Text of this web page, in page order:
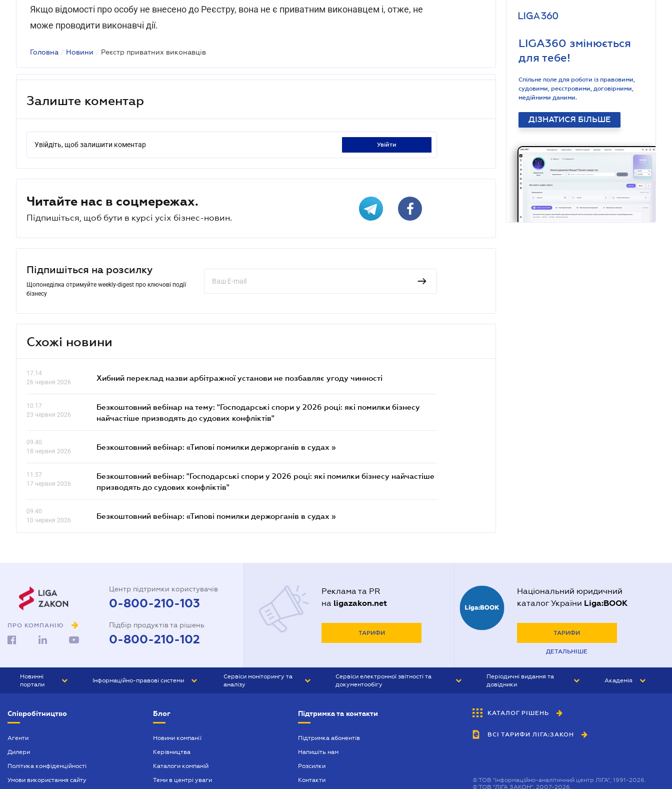
Якщо відомості про особу не внесено до Реєстру, вона не є приватним виконавцем і, отже, не
може проводити виконавчі дії.
Головна / Новини / Реєстр приватних виконавців
Залиште коментар
Увійдіть, щоб залишити коментар увійти
Читайте нас в соцмережах.
Підпишіться, щоб бути в курсі усіх бізнес-новин.
Підпишіться на розсилку
Щопонеділка отримуйте weekly-digest про ключові події
бізнесу
Схожі новини
17.14
26 червня 2026
Хибний переклад назви арбітражної установи не позбавляє угоду чинності
10.17
23 червня 2026
Безкоштовний вебінар на тему: "Господарські спори у 2026 році: які помилки бізнесу
найчастіше призводять до судових конфліктів"
09.40
18 червня 2026
Безкоштовний вебінар: «Типові помилки держорганів в судах »
11.57
17 червня 2026
Безкоштовний вебінар: "Господарські спори у 2026 році: які помилки бізнесу найчастіше
призводять до судових конфліктів"
09.40
10 червня 2026
Безкоштовний вебінар: «Типові помилки держорганів в судах »
LIGA360 змінюється
для тебе!
Спільне поле для роботи із правовими,
судовими, реєстровими, договірними,
медійними даними.
ДІЗНАТИСЯ БІЛЬШЕ
ПРО КОМПАНІЮ
Центр підтримки користувачів
0-800-210-103
Підбір продуктів та рішень
0-800-210-102
Реклама та PR
на ligazakon.net
ТАРИФИ
Національний юридичний
каталог України Liga:BOOK
ТАРИФИ
ДЕТАЛЬНІШЕ
Новинні
портали
БІЗНЕС
Інформаційно-правові системи
БУХГАЛТЕР ПРОФ
Сервіси моніторингу та
аналізу
Сервіси електронної звітності та
документообігу
Періодичні видання та
довідники
БУХГАЛТЕР&ЗАКОН
ВІСНИК МСФЗ
Академія
Співробітництво
Агенти
Дилери
Політика конфіденційності
Умови використання сайту
Блог
Новини компанії
Керівництва
Каталоги компаній
Теми в центрі уваги
Підтримка та контакти
Підтримка абонентів
Напишіть нам
Розсилки
Контакти
КАТАЛОГ РІШЕНЬ
ВСІ ТАРИФИ ЛІГА:ЗАКОН
©ТОВ "інформаційно-аналітичний центр ЛІГА", 1991-2026.
©ТОВ "ЛІГА ЗАКОН", 2007-2026.